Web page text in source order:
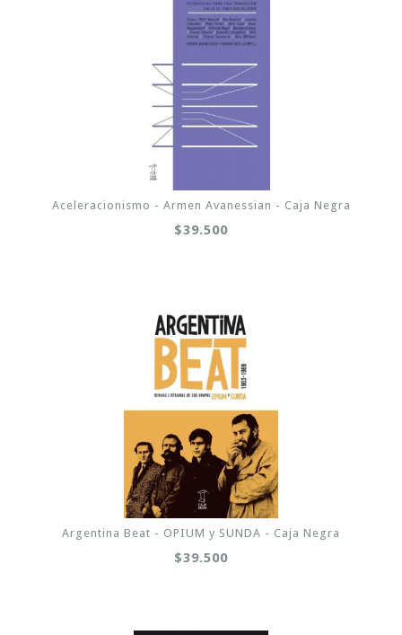
Aceleracionismo - Armen Avanessian - Caja Negra
$39.500
Argentina Beat - OPIUM y SUNDA - Caja Negra
$39.500